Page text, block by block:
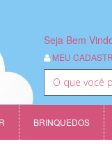
Seja Bem
MEU
BRINQUEDOS